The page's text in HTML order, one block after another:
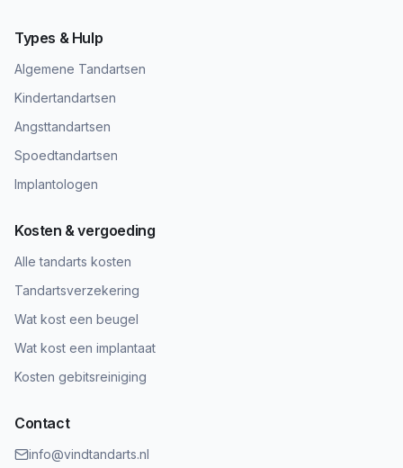
Types & Hulp
Algemene Tandartsen
Kindertandartsen
Angsttandartsen
Spoedtandartsen
Implantologen
Kosten & vergoeding
Alle tandarts kosten
Tandartsverzekering
Wat kost een beugel
Wat kost een implantaat
Kosten gebitsreiniging
Contact
info@vindtandarts.nl